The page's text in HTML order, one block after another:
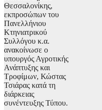
Θεσσαλονίκης,
εκπροσώπων του
Πανελλήνιου
Κτηνιατρικού
Συλλόγου κ.α.
ανακοίνωσε ο
υπουργός Αγροτικής
Ανάπτυξης και
Τροφίμων, Κώστας
Τσιάρας κατά τη
διάρκειας
συνέντευξης Τύπου.